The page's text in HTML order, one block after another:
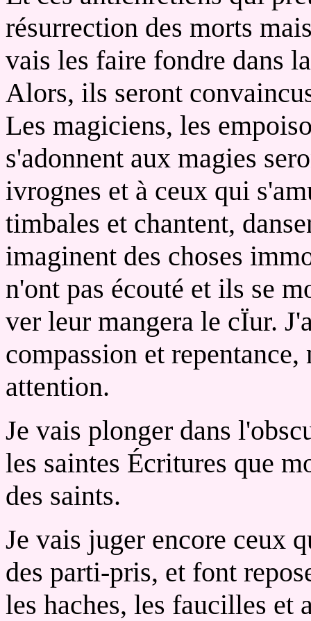
résurrection des morts
vais les faire fondre dans
Alors, ils seront
Les magiciens, les
s'adonnent aux magies
ivrognes et à ceux qui
timbales et chantent,
imaginent des choses
n'ont pas écouté et ils se
ver leur mangera le cÏur.
compassion et
attention.
Je vais plonger dans
les saintes Écritures que
des saints.
Je vais juger encore ceux
des parti-pris, et font
les haches, les faucilles et